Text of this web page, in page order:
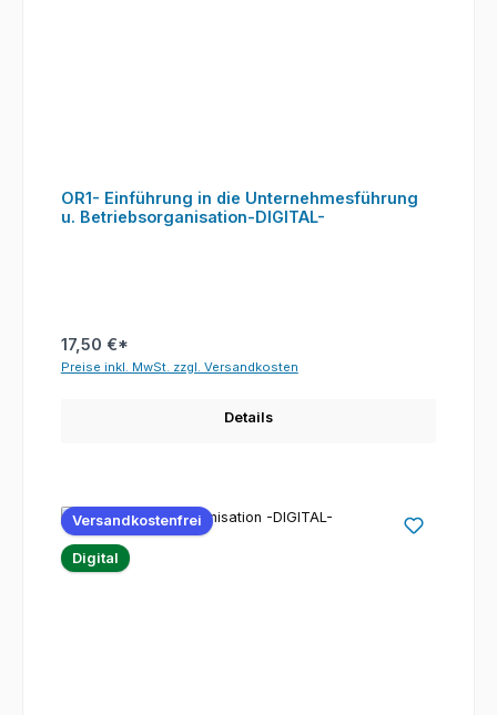
OR1- Einführung in die Unternehmesführung
u. Betriebsorganisation-DIGITAL-
17,50 €*
Preise inkl. MwSt. zzgl. Versandkosten
Details
Versandkostenfrei
Digital